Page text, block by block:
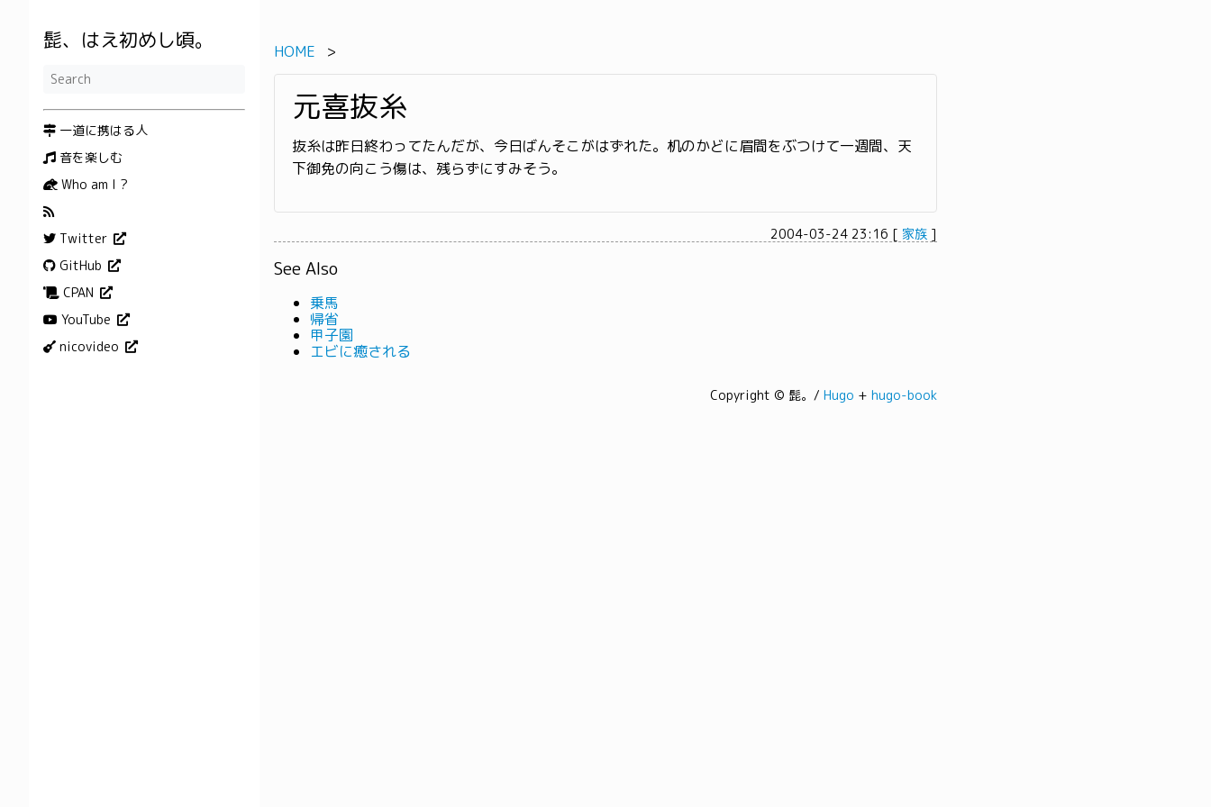
髭、はえ初めし頃。
一道に携はる人
音を楽しむ
Who am I ?
Twitter
GitHub
CPAN
YouTube
nicovideo
HOME
元喜抜糸
抜糸は昨日終わってたんだが、今日ばんそこがはずれた。机のかどに眉間をぶつけて一週間、天
下御免の向こう傷は、残らずにすみそう。
2004-03-24 23:16 [ 家族 ]
See Also
乗馬
帰省
甲子園
エビに癒される
Copyright © 髭。/ Hugo + hugo-book